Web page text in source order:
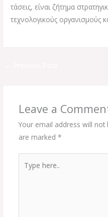
τάσεις, είναι ζήτημα
τεχνολογικούς οργανισμούς
Leave a
Your email address will not
are marked *
here..